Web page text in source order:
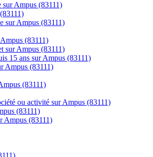
sur Ampus (83111)
sur Ampus (83111)
(83111)
sur Ampus (83111)
15 ans sur Ampus (83111)
Ampus (83111)
(83111)
ou activité sur Ampus (83111)
(83111)
Ampus (83111)